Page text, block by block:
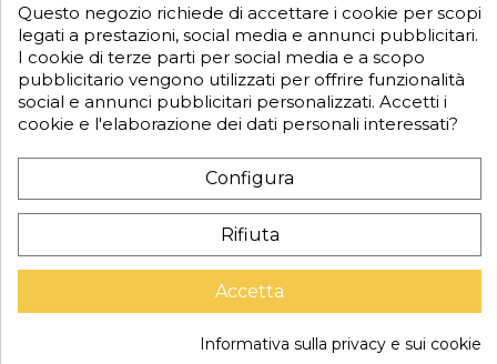
© 2025 Mec S.r.l. tutti i diritti sono riservati
Sede legale in Via Castagnari 5/A – Poncarale (BS) –
25020
P.IVA / C.F. / R.I. di Brescia n.03223310982
Capitale sociale ver. € 35.000
Questo negozio richiede di accettare i cookie per scopi
legati a prestazioni, social media e annunci pubblicitari.
I cookie di terze parti per social media e a scopo
pubblicitario vengono utilizzati per offrire funzionalità
social e annunci pubblicitari personalizzati. Accetti i
cookie e l'elaborazione dei dati personali interessati?
Configura
Rifiuta
Accetta
Informativa sulla privacy e sui cookie